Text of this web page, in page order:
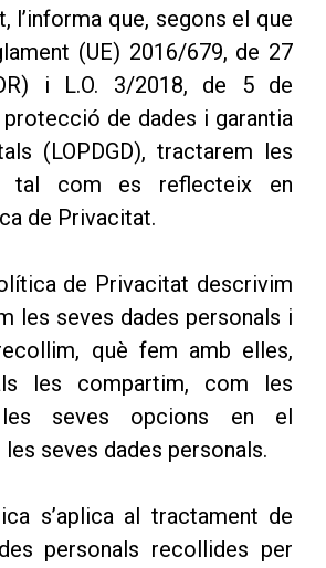
l’informa que, segons el que
(UE) 2016/679, de 27
i L.O. 3/2018, de 5 de
de dades i garantia
(LOPDGD), tractarem les
tal com es reflecteix en
de Privacitat.
de Privacitat descrivim
les seves dades personals i
què fem amb elles,
les compartim, com les
seves opcions en el
seves dades personals.
s’aplica al tractament de
personals recollides per